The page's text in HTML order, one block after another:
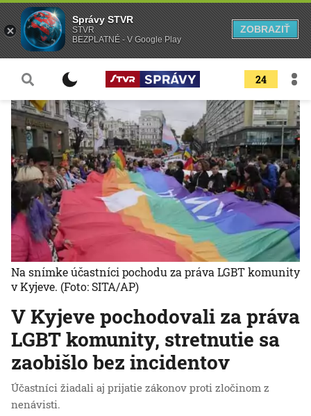
24
V Kyjeve pochodovali za práva
LGBT komunity, stretnutie sa
zaobišlo bez incidentov
Účastníci žiadali aj prijatie zákonov proti zločinom z
nenávisti.
Na snímke účastníci pochodu za práva LGBT komunity
v Kyjeve. (Foto: SITA/AP)
Správy STVR
STVR
BEZPLATNÉ - V Google Play
ZOBRAZIŤ